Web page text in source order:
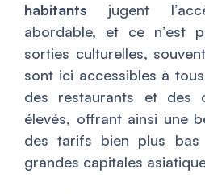
habitants jugent
abordable, et ce n’est
sorties culturelles,
sont ici accessibles à
des restaurants et des
élevés, offrant ainsi une
des tarifs bien plus bas
grandes capitales